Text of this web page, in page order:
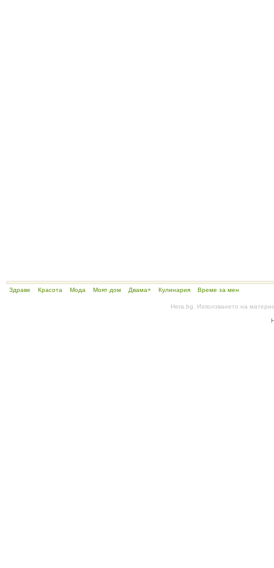
Здраве Красота Мода Моят дом Двама+ Кулинария Време за мен
Hera.bg. Използването на